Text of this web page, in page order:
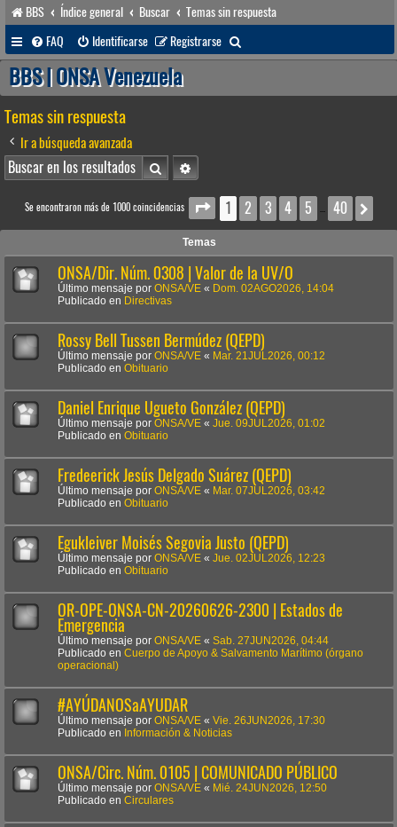
BBS Índice general Buscar
Temas sin respuesta
FAQ
Identificarse Registrarse
u
BBS | ONSA Venezuela
Temas sin respuesta
Ir a búsqueda avanzada
BuscarBúsqueda avanzada
Se encontraron más de 1000 coincidencias Página1 de 40
1 2 3 4 5 … 40
Temas
ONSA/Dir. Núm. 0308 | Valor de la UV/O
Último mensaje por ONSA/VE « Dom. 02AGO2026, 14:04
Publicado en Directivas
Rossy Bell Tussen Bermúdez (QEPD)
Último mensaje por ONSA/VE « Mar. 21JUL2026, 00:12
Publicado en Obituario
Daniel Enrique Ugueto González (QEPD)
Último mensaje por ONSA/VE « Jue. 09JUL2026, 01:02
Publicado en Obituario
Fredeerick Jesús Delgado Suárez (QEPD)
Último mensaje por ONSA/VE « Mar. 07JUL2026, 03:42
Publicado en Obituario
Egukleiver Moisés Segovia Justo (QEPD)
Último mensaje por ONSA/VE « Jue. 02JUL2026, 12:23
Publicado en Obituario
OR-OPE-ONSA-CN-20260626-2300 | Estados de
Emergencia
Último mensaje por ONSA/VE « Sab. 27JUN2026, 04:44
Publicado en Cuerpo de Apoyo & Salvamento Marítimo (órgano
operacional)
#AYÚDANOSaAYUDAR
Último mensaje por ONSA/VE « Vie. 26JUN2026, 17:30
Publicado en Información & Noticias
ONSA/Circ. Núm. 0105 | COMUNICADO PÚBLICO
Último mensaje por ONSA/VE « Mié. 24JUN2026, 12:50
Publicado en Circulares